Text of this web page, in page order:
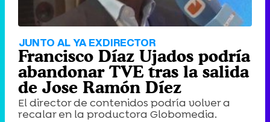
JUNTO AL YA EXDIRECTOR
Francisco Díaz Ujados podría
abandonar TVE tras la salida
de Jose Ramón Díez
El director de contenidos podría volver a
recalar en la productora Globomedia.